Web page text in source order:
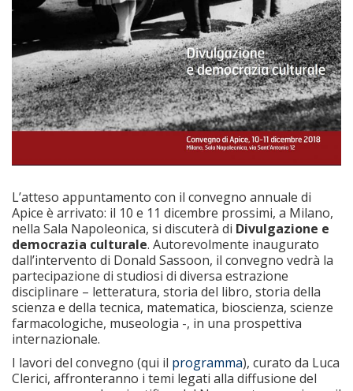
L’atteso appuntamento con il convegno annuale di
Apice è arrivato: il 10 e 11 dicembre prossimi, a Milano,
nella Sala Napoleonica, si discuterà di Divulgazione e
democrazia culturale. Autorevolmente inaugurato
dall’intervento di Donald Sassoon, il convegno vedrà la
partecipazione di studiosi di diversa estrazione
disciplinare – letteratura, storia del libro, storia della
scienza e della tecnica, matematica, bioscienza, scienze
farmacologiche, museologia -, in una prospettiva
internazionale.
I lavori del convegno (qui il programma), curato da Luca
Clerici, affronteranno i temi legati alla diffusione del